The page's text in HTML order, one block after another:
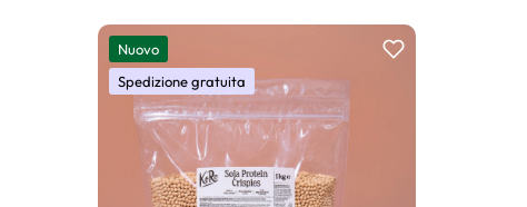
Slider prodotto
Nuovo
Spedizione gratuita